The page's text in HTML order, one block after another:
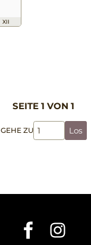
XII
SEITE 1 VON 1
GEHE ZU Los